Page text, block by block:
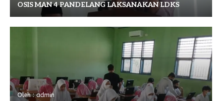
OSIS MAN 4 PANDELANG LAKSANAKAN LDKS
Oleh : admin